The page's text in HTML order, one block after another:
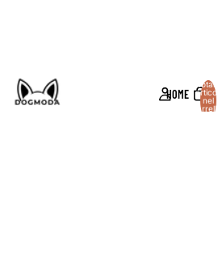
HOME
nel